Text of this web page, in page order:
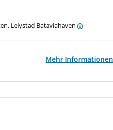
Lelystad Bataviahaven
Mehr Informationen